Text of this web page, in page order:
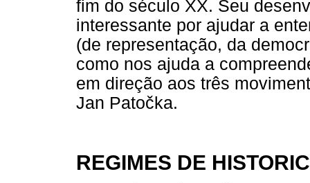
fim do século XX. Seu
interessante por ajudar a
(de representação, da
como nos ajuda a
em direção aos três
Jan Patočka.
REGIMES DE